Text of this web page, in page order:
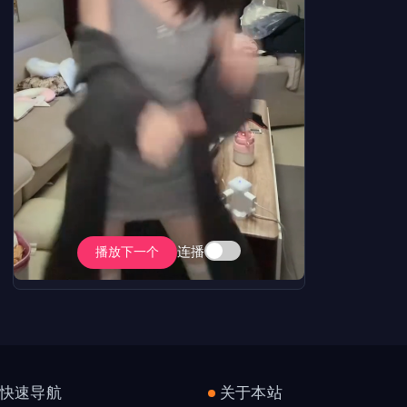
播放下一个 连播
快速导航 关于本站